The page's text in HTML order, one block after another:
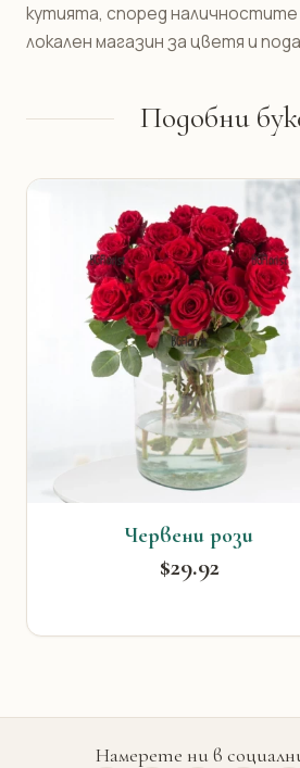
кутията, според
локален магазин за цветя и
Подобни
Червени рози
$29.92
Намерете ни в